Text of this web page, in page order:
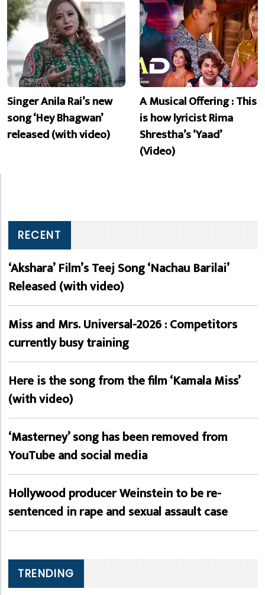
Singer Anila Rai’s new
song ‘Hey Bhagwan’
released (with video)
A Musical Offering : This
is how lyricist Rima
Shrestha’s ‘Yaad’
(Video)
RECENT
‘Akshara’ Film’s Teej Song ‘Nachau Barilai’
Released (with video)
Miss and Mrs. Universal-2026 : Competitors
currently busy training
Here is the song from the film ‘Kamala Miss’
(with video)
‘Masterney’ song has been removed from
YouTube and social media
Hollywood producer Weinstein to be re-
sentenced in rape and sexual assault case
TRENDING